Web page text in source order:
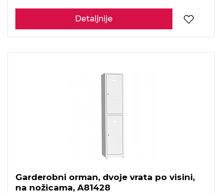
Detaljnije
Garderobni orman, dvoje vrata po visini,
na nožicama, A81428